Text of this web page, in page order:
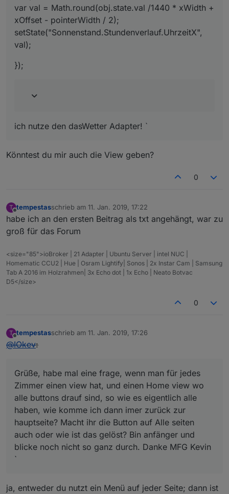
var val = Math.round(obj.state.val /1440 * xWidth +
xOffset - pointerWidth / 2);
setState("Sonnenstand.Stundenverlauf.UhrzeitX",
val);
});
ich nutze den dasWetter Adapter! `
Könntest du mir auch die View geben?
0
T
Offline
tempestasschrieb am 11. Jan. 2019, 17:22
zuletzt editiert von
habe ich an den ersten Beitrag als txt angehängt, war zu
groß für das Forum
<size="85">ioBroker | 21 Adapter | Ubuntu Server | intel NUC |
Homematic CCU2 | Hue | Osram Lightify| Sonos | 2x Instar Cam | Samsung
Tab A 2016 im Holzrahmen| 3x Echo dot | 1x Echo | Neato Botvac
D5</size>
0
T
Offline
tempestasschrieb am 11. Jan. 2019, 17:26
zuletzt editiert von
@IOkev:
Grüße, habe mal eine frage, wenn man für jedes
Zimmer einen view hat, und einen Home view wo
alle buttons drauf sind, so wie es eigentlich alle
haben, wie komme ich dann imer zurück zur
hauptseite? Macht ihr die Button auf Alle seiten
auch oder wie ist das gelöst? Bin anfänger und
blicke noch nicht so ganz durch. Danke MFG Kevin
`
ja, entweder du nutzt ein Menü auf jeder Seite; dann ist